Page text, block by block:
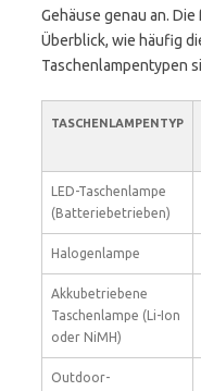
Gehäuse genau an.
Überblick, wie häufig
Taschenlampentypen
TASCHENLAMPENTYP
LED-Taschenlampe
(Batteriebetrieben)
Halogenlampe
Akkubetriebene
Taschenlampe (Li-Ion
oder NiMH)
Outdoor-